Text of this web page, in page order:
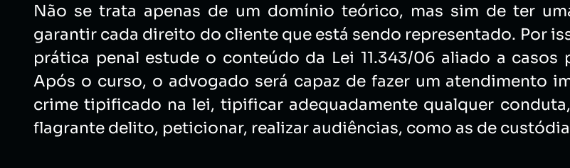
Não se trata apenas de um domínio teórico, mas sim de ter
garantir cada direito do cliente que está sendo representado. Por
prática penal estude o conteúdo da Lei 11.343/06 aliado a
Após o curso, o advogado será capaz de fazer um atendimento
crime tipificado na lei, tipificar adequadamente qualquer
flagrante delito, peticionar, realizar audiências, como as de